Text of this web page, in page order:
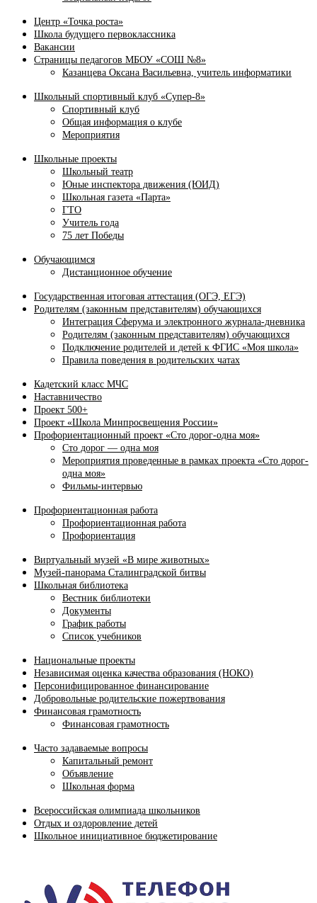
Центр «Точка роста»
Школа будущего первоклассника
Вакансии
Страницы педагогов МБОУ «СОШ №8»
Казанцева Оксана Васильевна, учитель информатики
Школьный спортивный клуб «Супер-8»
Спортивный клуб
Общая информация о клубе
Мероприятия
Школьные проекты
Школьный театр
Юные инспектора движения (ЮИД)
Школьная газета «Парта»
ГТО
Учитель года
75 лет Победы
Обучающимся
Дистанционное обучение
Государственная итоговая аттестация (ОГЭ, ЕГЭ)
Родителям (законным представителям) обучающихся
Интеграция Сферума и электронного журнала‑дневника
Родителям (законным представителям) обучающихся
Подключение родителей и детей к ФГИС «Моя школа»
Правила поведения в родительских чатах
Кадетский класс МЧС
Наставничество
Проект 500+
Проект «Школа Минпросвещения России»
Профориентационный проект «Сто дорог-одна моя»
Сто дорог — одна моя
Мероприятия проведенные в рамках проекта «Сто дорог-
одна моя»
Фильмы-интервью
Профориентационная работа
Профориентационная работа
Профориентация
Виртуальный музей «В мире животных»
Музей-панорама Сталинградской битвы
Школьная библиотека
Вестник библиотеки
Документы
График работы
Список учебников
Национальные проекты
Независимая оценка качества образования (НОКО)
Персонифицированное финансирование
Добровольные родительские пожертвования
Финансовая грамотность
Финансовая грамотность
Часто задаваемые вопросы
Капитальный ремонт
Объявление
Школьная форма
Всероссийская олимпиада школьников
Отдых и оздоровление детей
Школьное инициативное бюджетирование